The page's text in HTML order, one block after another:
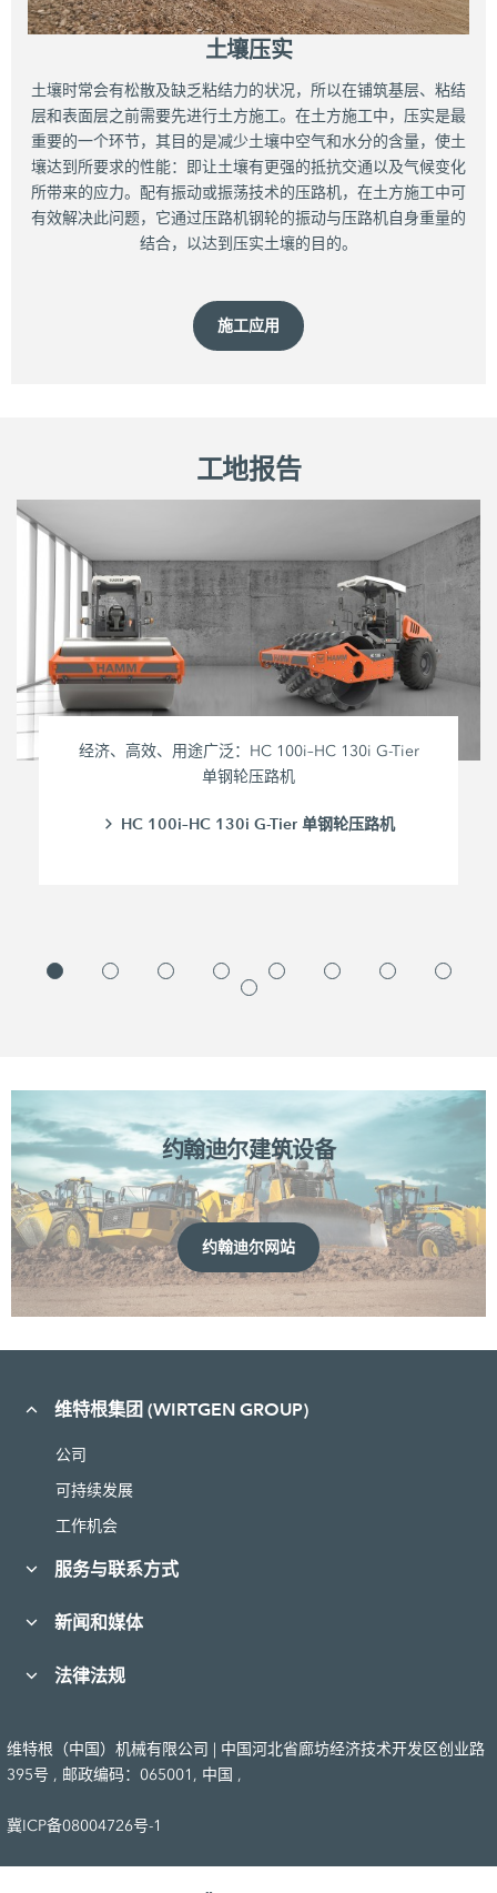
土壤压实
土壤时常会有松散及缺乏粘结力的状况，所以在铺筑基层、粘结
层和表面层之前需要先进行土方施工。在土方施工中，压实是最
重要的一个环节，其目的是减少土壤中空气和水分的含量，使土
壤达到所要求的性能：即让土壤有更强的抵抗交通以及气候变化
所带来的应力。配有振动或振荡技术的压路机，在土方施工中可
有效解决此问题，它通过压路机钢轮的振动与压路机自身重量的
结合，以达到压实土壤的目的。
施工应用
工地报告
经济、高效、用途广泛：HC 100i–HC 130i G-Tier
单钢轮压路机
HC 100i–HC 130i G-Tier 单钢轮压路机
约翰迪尔建筑设备
约翰迪尔网站
维特根集团 (WIRTGEN GROUP)
公司
可持续发展
工作机会
服务与联系方式
新闻和媒体
法律法规
维特根（中国）机械有限公司 | 中国河北省廊坊经济技术开发区创业路
395号 , 邮政编码：065001, 中国 ,
冀ICP备08004726号-1